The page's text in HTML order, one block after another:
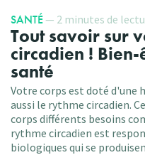
SANTÉ— 2 minutes de
Tout savoir sur
circadien !
santé
Votre corps est doté d'une
aussi le rythme circadien.
corps différents besoins
rythme circadien est
biologiques qui se